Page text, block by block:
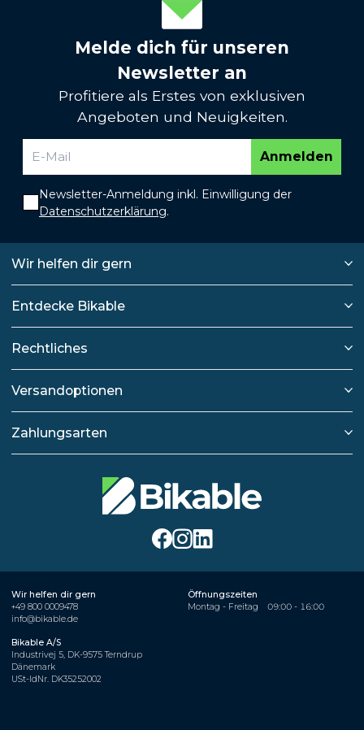
Melde dich für unseren
Newsletter an
Profitiere als Erstes von exklusiven
Angeboten und Neuigkeiten.
Anmelden
Newsletter-Anmeldung inkl. Einwilligung der
Datenschutzerklärung.
Wir helfen dir gern
Entdecke Bikable
Rechtliches
Versandoptionen
Zahlungsarten
Wir helfen dir gern
+49 800 0009478
info@bikable.de
Öffnungszeiten
Montag - Freitag
09:00 - 16:00
Bikable A/S
Industrivej 5, DK-9575 Terndrup
Dänemark
USt-IdNr. DK35252002